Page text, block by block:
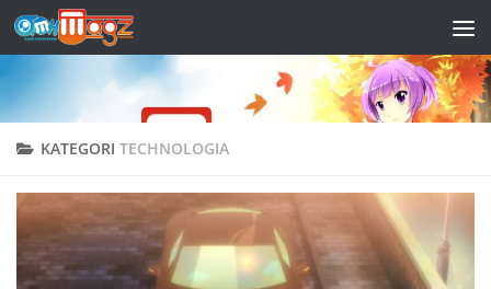
Skip to content
KATEGORI TECHNOLOGIA